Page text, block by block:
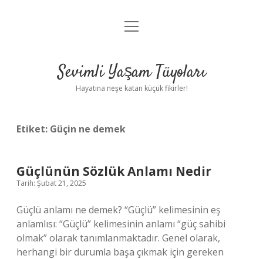
Anasayfa
Yasal Uyarı
menüyü
Sevimli Yaşam Tüyoları
Hayatına neşe katan küçük fikirler!
Etiket: Güçin ne demek
Güçlünün Sözlük Anlamı Nedir
Tarih: Şubat 21, 2025
Güçlü anlamı ne demek? “Güçlü” kelimesinin eş
anlamlısı: “Güçlü” kelimesinin anlamı “güç sahibi
olmak” olarak tanımlanmaktadır. Genel olarak,
herhangi bir durumla başa çıkmak için gereken